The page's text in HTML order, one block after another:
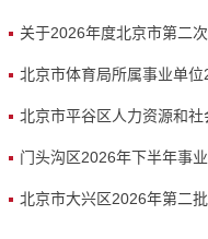
关于2026年度北京市第二
提示
北京市体育局所属事业单
北京市平谷区人力资源和
公开招聘...
门头沟区2026年下半年事
北京市大兴区2026年第二